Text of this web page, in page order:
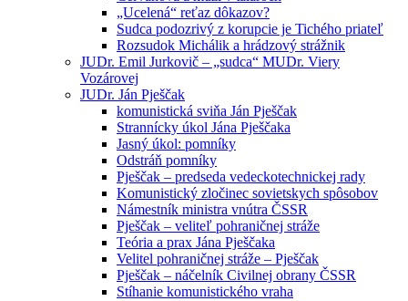
„Ucelená“ reťaz dôkazov?
Sudca podozrivý z korupcie je Tichého priateľ
Rozsudok Michálik a hrádzový strážnik
JUDr. Emil Jurkovič – „sudca“ MUDr. Viery
Vozárovej
JUDr. Ján Pješčak
komunistická sviňa Ján Pješčak
Strannícky úkol Jána Pješčaka
Jasný úkol: pomníky
Odstráň pomníky
Pješčak – predseda vedeckotechnickej rady
Komunistický zločinec sovietskych spôsobov
Námestník ministra vnútra ČSSR
Pješčak – veliteľ pohraničnej stráže
Teória a prax Jána Pješčaka
Velitel pohraničnej stráže – Pješčak
Pješčak – náčelník Civilnej obrany ČSSR
Stíhanie komunistického vraha